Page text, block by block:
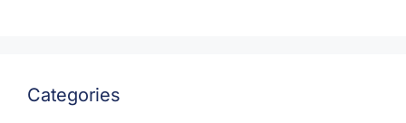
Categories